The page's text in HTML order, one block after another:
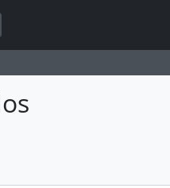
na página de navegação